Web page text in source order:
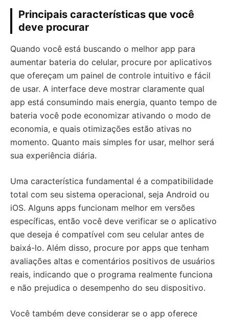
Principais características que você
deve procurar
Quando você está buscando o melhor app para
aumentar bateria do celular, procure por aplicativos
que ofereçam um painel de controle intuitivo e fácil
de usar. A interface deve mostrar claramente qual
app está consumindo mais energia, quanto tempo de
bateria você pode economizar ativando o modo de
economia, e quais otimizações estão ativas no
momento. Quanto mais simples for usar, melhor será
sua experiência diária.
Uma característica fundamental é a compatibilidade
total com seu sistema operacional, seja Android ou
iOS. Alguns apps funcionam melhor em versões
específicas, então você deve verificar se o aplicativo
que deseja é compatível com seu celular antes de
baixá-lo. Além disso, procure por apps que tenham
avaliações altas e comentários positivos de usuários
reais, indicando que o programa realmente funciona
e não prejudica o desempenho do seu dispositivo.
Você também deve considerar se o app oferece